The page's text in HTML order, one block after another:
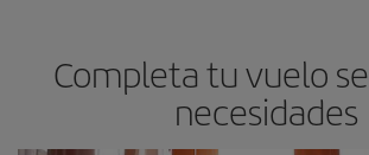
Completa tu vuelo
necesidades